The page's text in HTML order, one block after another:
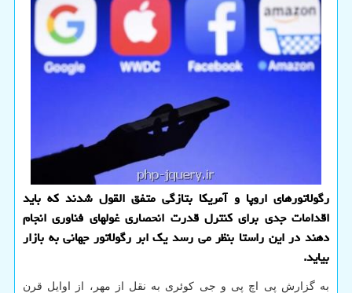
رگولاتورهای اروپا و آمریکا بتازگی متفق القول شدند که باید
اقدامات جدی برای کنترل قدرت انحصاری غولهای فناوری انجام
دهند در این راستا بنظر می رسد یک ابر رگولاتور جهانی به بازار
بیاید.
به گزارش پی اچ پی و جی کوئری به نقل از مهر، از اوایل قرن